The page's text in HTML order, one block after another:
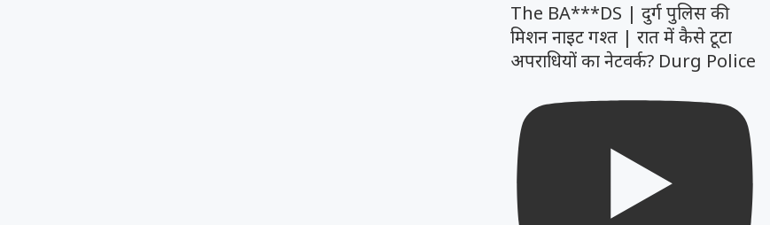
The BA***DS | दुर्ग पुलिस की
मिशन नाइट गश्त | रात में कैसे टूटा
अपराधियों का नेटवर्क? Durg Police